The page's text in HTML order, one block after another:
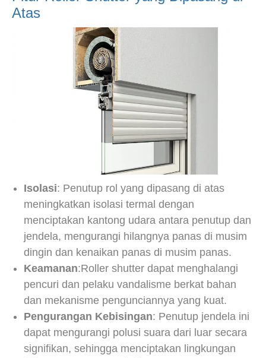
Atas
Isolasi: Penutup rol yang dipasang di atas
meningkatkan isolasi termal dengan
menciptakan kantong udara antara penutup dan
jendela, mengurangi hilangnya panas di musim
dingin dan kenaikan panas di musim panas.
Keamanan:Roller shutter dapat menghalangi
pencuri dan pelaku vandalisme berkat bahan
dan mekanisme pengunciannya yang kuat.
Pengurangan Kebisingan: Penutup jendela ini
dapat mengurangi polusi suara dari luar secara
signifikan, sehingga menciptakan lingkungan